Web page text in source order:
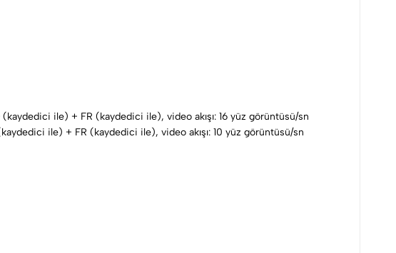
ile) + FR (kaydedici ile), video akışı: 16 yüz görüntüsü/sn
ile) + FR (kaydedici ile), video akışı: 10 yüz görüntüsü/sn